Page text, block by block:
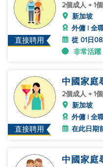
直接聘用
2個成人 + 1
新加坡
外傭 | 全
從 01日
非常活躍
直接聘用
中國家庭
2個成人 + 1
新加坡
外傭 | 全
在此日期
中國家庭